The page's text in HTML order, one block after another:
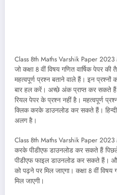
Class 8th Maths Varshik Paper 2023
जो कक्षा 8 वीं विषय गणित वार्षिक पेपर
महत्वपूर्ण प्रश्न बताने वाले हैं। इन
बार हल करें। अच्छे अंक प्राप्त कर सकते
रियल पेपर के प्रश्न नहीं है। महत्वपूर्ण
क्लिक करके डाउनलोड कर सकते हैं।
अलग है।
Class 8th Maths Varshik Paper
करके पीडीएफ डाउनलोड कर सकते हैं
पीडीएफ फाइल डाउनलोड कर सकते हैं।
को पढ़ने पर मिल जाएगा। कक्षा 8 वीं विषय
मिल जाएगी।